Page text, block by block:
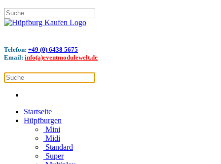
Telefon: +49 (0) 6438 5675
Email: info(a)eventmodulewelt.de
Startseite
Hüpfburgen
Mini
Midi
Standard
Super